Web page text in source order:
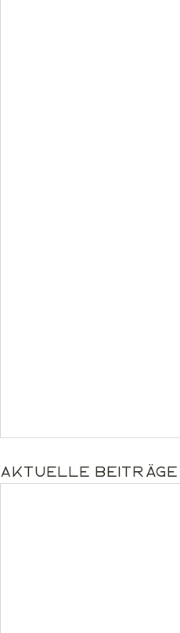
Aktuelle Beiträge